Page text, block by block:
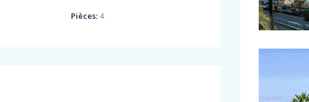
Pièces: 4